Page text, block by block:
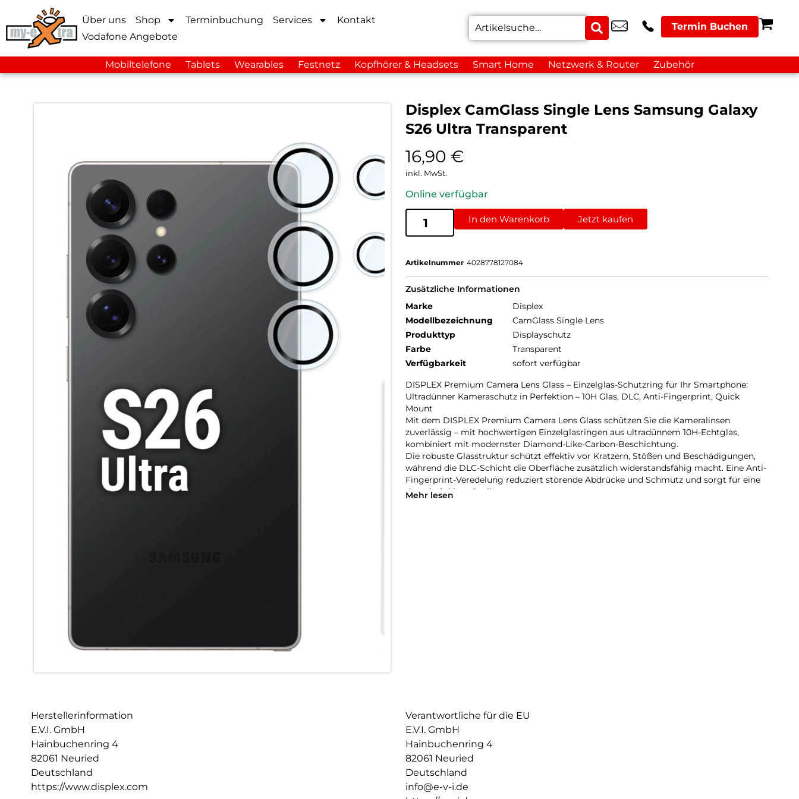
Über uns Shop Terminbuchung Services
Kontakt
Vodafone Angebote
Termin Buchen
Mobiltelefone Tablets Wearables Festnetz Kopfhörer & Headsets Smart Home Netzwerk & Router Zubehör
Displex CamGlass Single Lens Samsung Galaxy
S26 Ultra Transparent
16,90 €
inkl. MwSt.
Online verfügbar
In den Warenkorb Jetzt kaufen
Artikelnummer 4028778127084
Zusätzliche Informationen
Marke
Displex
Modellbezeichnung
CamGlass Single Lens
Produkttyp
Displayschutz
Farbe
Transparent
Verfügbarkeit
sofort verfügbar
DISPLEX Premium Camera Lens Glass – Einzelglas-Schutzring für Ihr Smartphone:
Ultradünner Kameraschutz in Perfektion – 10H Glas, DLC, Anti-Fingerprint, Quick
Mount
Mit dem DISPLEX Premium Camera Lens Glass schützen Sie die Kameralinsen
zuverlässig – mit hochwertigen Einzelglasringen aus ultradünnem 10H-Echtglas,
kombiniert mit modernster Diamond-Like-Carbon-Beschichtung.
Die robuste Glasstruktur schützt effektiv vor Kratzern, Stößen und Beschädigungen,
während die DLC-Schicht die Oberfläche zusätzlich widerstandsfähig macht. Eine Anti-
Fingerprint-Veredelung reduziert störende Abdrücke und Schmutz und sorgt für eine
dauerhaft klare Optik.
Mehr lesen
Herstellerinformation
E.V.I. GmbH
Hainbuchenring 4
82061 Neuried
Deutschland
https://www.displex.com
Verantwortliche für die EU
E.V.I. GmbH
Hainbuchenring 4
82061 Neuried
Deutschland
info@e-v-i.de